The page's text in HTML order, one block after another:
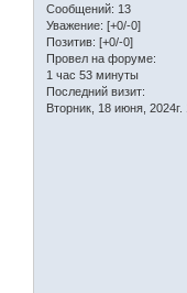
Сообщений: 13
Уважение: [+0/-0]
Позитив: [+0/-0]
Провел на форуме:
1 час 53 минуты
Последний визит:
Вторник, 18 июня, 2024г.